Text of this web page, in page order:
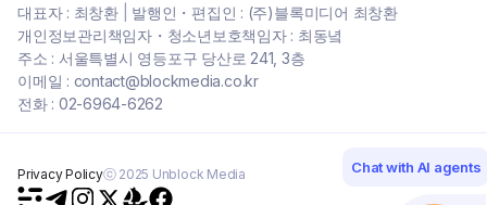
대표자 : 최창환| 발행인・편집인 : (주)블록미디어 최창환
개인정보관리책임자・청소년보호책임자 : 최동녘
주소 : 서울특별시 영등포구 당산로 241, 3층
이메일 : contact@blockmedia.co.kr
전화 : 02-6964-6262
Privacy Policyⓒ 2025 Unblock Media Chat with AI agents